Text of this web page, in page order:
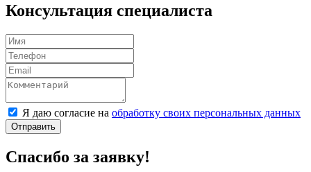
Консультация специалиста
Я даю согласие на обработку своих персональных данных
Отправить
Спасибо за заявку!